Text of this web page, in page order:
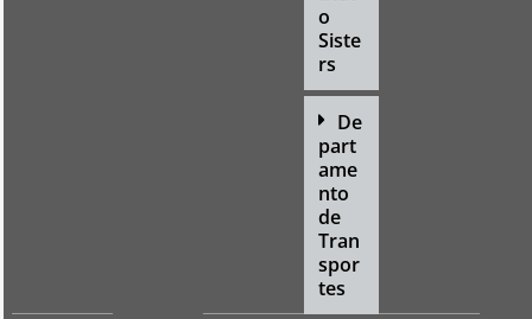
o
Siste
rs
De
part
ame
nto
de
Tran
spor
tes